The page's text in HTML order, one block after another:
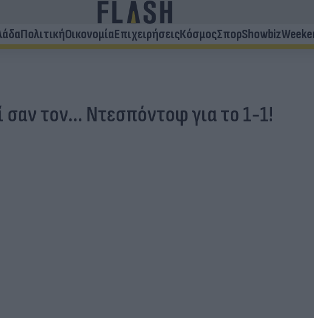
ΠολιτικήΟικονομίαΕπιχειρήσειςΚόσμοςΣπορShowbiz
σαν τον... Ντεσπόντοφ για το 1-1!